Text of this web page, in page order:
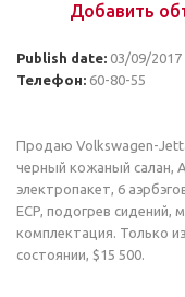
Добавить
Publish date: 03/09/2017
Телефон: 60-80-55
Продаю Volkswagen-
черный кожаный салан,
электропакет, 6
ECP, подогрев сидений,
комплектация. Только
состоянии, $15 500.